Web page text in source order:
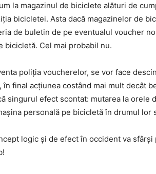
la magazinul de biciclete alături de
bicicletei. Asta dacă magazinelor de
de buletin de pe eventualul voucher
bicicletă. Cel mai probabil nu.
poliția voucherelor, se vor face
în final acțiunea costând mai mult decât
singurul efect scontat: mutarea la orele
personală pe bicicletă în drumul lor
logic și de efect în occident va